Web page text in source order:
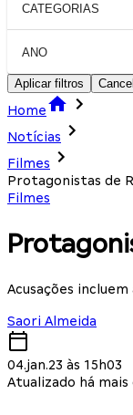
CATEGORIAS
ANO
Aplicar filtros
Home
Notícias
Filmes
Protagonistas de
Filmes
Acusações
Saori Almeida
04.jan.23 às 15h03
Atualizado há mais